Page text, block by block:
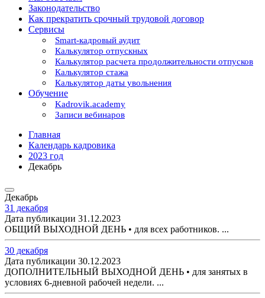
Законодательство
Как прекратить срочный трудовой договор
Сервисы
Smart-кадровый аудит
Калькулятор отпускных
Калькулятор расчета продолжительности отпусков
Калькулятор стажа
Калькулятор даты увольнения
Обучение
Kadrovik.academy
Записи вебинаров
Главная
Календарь кадровика
2023 год
Декабрь
Декабрь
31 декабря
Дата публикации 31.12.2023
ОБЩИЙ ВЫХОДНОЙ ДЕНЬ • для всех работников. ...
30 декабря
Дата публикации 30.12.2023
ДОПОЛНИТЕЛЬНЫЙ ВЫХОДНОЙ ДЕНЬ • для занятых в
условиях 6-дневной рабочей недели. ...